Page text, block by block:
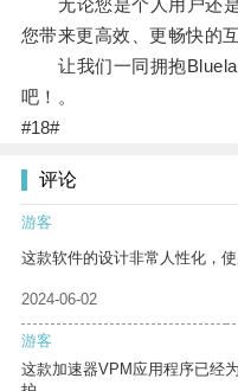
无论您是个人用户还是
您带来更高效、更畅快的
让我们一同拥抱
吧！。
#18#
评论
游客
这款软件的设计非常人性化，使
2024-06-02
游客
这款加速器VPM应用程序已经